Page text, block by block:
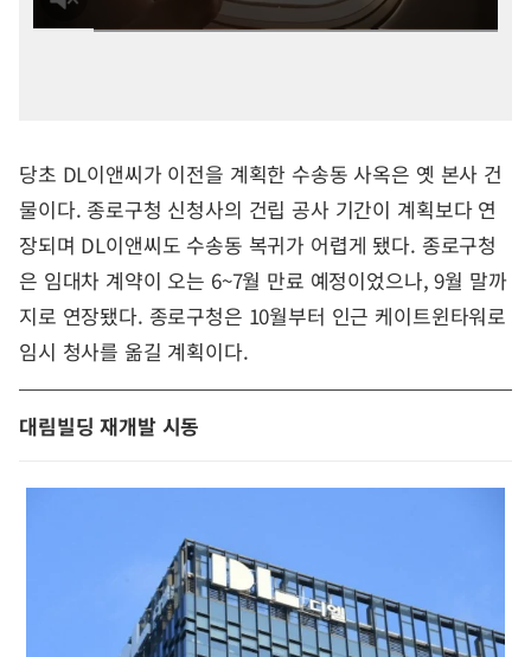
당초 DL이앤씨가 이전을 계획한 수송동 사옥은 옛 본사 건
물이다. 종로구청 신청사의 건립 공사 기간이 계획보다 연
장되며 DL이앤씨도 수송동 복귀가 어렵게 됐다. 종로구청
은 임대차 계약이 오는 6~7월 만료 예정이었으나, 9월 말까
지로 연장됐다. 종로구청은 10월부터 인근 케이트윈타워로
임시 청사를 옮길 계획이다.
대림빌딩 재개발 시동